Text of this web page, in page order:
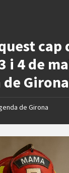
cap
i 4 de
de Girona